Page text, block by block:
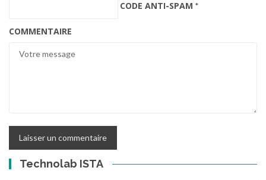
CODE ANTI-SPAM *
COMMENTAIRE
Technolab ISTA